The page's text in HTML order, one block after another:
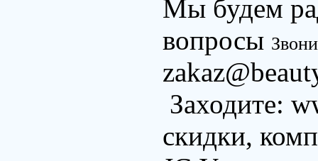
Мы будем
вопросы
Заходите:
скидки,